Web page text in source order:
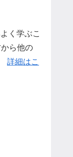
く学ぶこ
ら他の
詳細はこ